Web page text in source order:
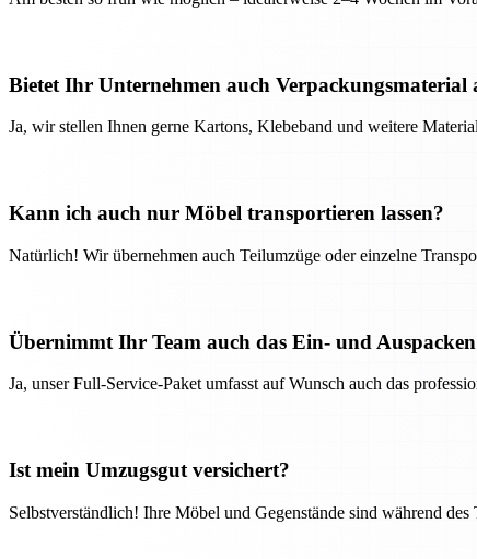
Bietet Ihr Unternehmen auch Verpackungsmaterial
Ja, wir stellen Ihnen gerne Kartons, Klebeband und weitere
Kann ich auch nur Möbel transportieren lassen?
Natürlich! Wir übernehmen auch Teilumzüge oder einzelne
Übernimmt Ihr Team auch das Ein- und
Ja, unser Full-Service-Paket umfasst auf Wunsch auch das
Ist mein Umzugsgut versichert?
Selbstverständlich! Ihre Möbel und Gegenstände sind während des